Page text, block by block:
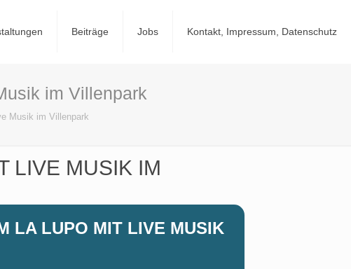
Beiträge Jobs Kontakt, Impressum, Datenschutz
im Villenpark
Musik im Villenpark
LIVE MUSIK IM
LA LUPO MIT LIVE MUSIK